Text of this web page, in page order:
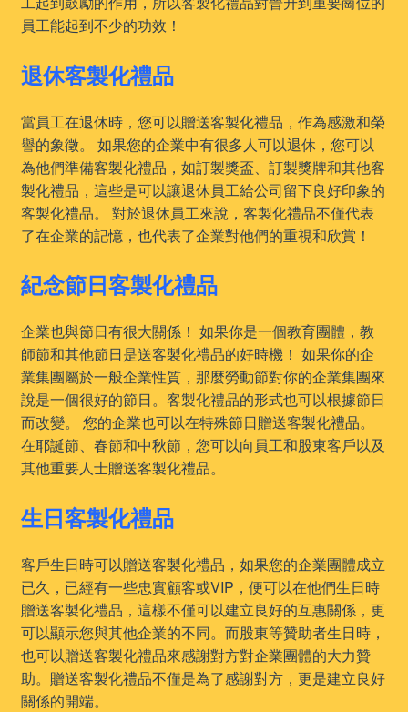
員工能起到不少的功效！
退休客製化禮品
當員工在退休時，您可以贈送客製化禮品，作為感激和榮
譽的象徵。 如果您的企業中有很多人可以退休，您可以
為他們準備客製化禮品，如訂製獎盃、訂製獎牌和其他客
製化禮品，這些是可以讓退休員工給公司留下良好印象的
客製化禮品。 對於退休員工來說，客製化禮品不僅代表
了在企業的記憶，也代表了企業對他們的重視和欣賞！
紀念節日客製化禮品
企業也與節日有很大關係！ 如果你是一個教育團體，教
師節和其他節日是送客製化禮品的好時機！ 如果你的企
業集團屬於一般企業性質，那麼勞動節對你的企業集團來
說是一個很好的節日。客製化禮品的形式也可以根據節日
而改變。 您的企業也可以在特殊節日贈送客製化禮品。
在耶誕節、春節和中秋節，您可以向員工和股東客戶以及
其他重要人士贈送客製化禮品。
生日客製化禮品
客戶生日時可以贈送客製化禮品，如果您的企業團體成立
已久，已經有一些忠實顧客或VIP，便可以在他們生日時
贈送客製化禮品，這樣不僅可以建立良好的互惠關係，更
可以顯示您與其他企業的不同。而股東等贊助者生日時，
也可以贈送客製化禮品來感謝對方對企業團體的大力贊
助。贈送客製化禮品不僅是為了感謝對方，更是建立良好
關係的開端。